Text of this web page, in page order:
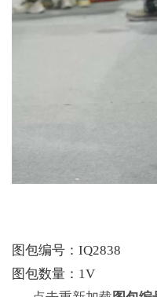
图包编号：IQ2838
图包数量：1V